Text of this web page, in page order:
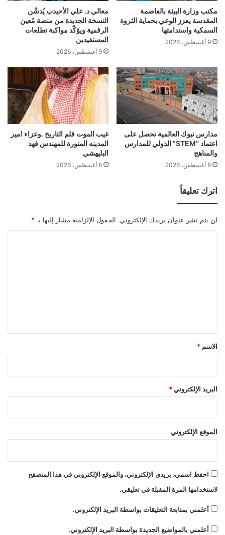
مكتب وزارة البيئة بالعاصمة
المقدسة يعزز الوعي بحماية الثروة
السمكية واستدامتها
9 أغسطس، 2026
معالي د. علي الأحيدب يُدشّن
النسخة الجديدة من منصة مُعين
الرقمية ويؤكّد مواكبة تطلعات
المستفيدين
9 أغسطس، 2026
مدارس تبوك العالمية تحصل على
اعتماد “STEM” الدولي للمدارس
والمناهج
8 أغسطس، 2026
غيب الموت قلم التاريخ .وعزاء امير
المدينه المنورة للمهندس فهد
البليهشي
8 أغسطس، 2026
اترك تعليقاً
لن يتم نشر عنوان بريدك الإلكتروني. الحقول الإلزامية مشار إليها بـ *
*
الاسم *
البريد الإلكتروني*
الموقع الإلكتروني
احفظ اسمي، بريدي الإلكتروني، والموقع الإلكتروني في هذا المتصفح
لاستخدامها المرة المقبلة في تعليقي.
أعلمني بمتابعة التعليقات بواسطة البريد الإلكتروني.
أعلمني بالمواضيع الجديدة بواسطة البريد الإلكتروني.